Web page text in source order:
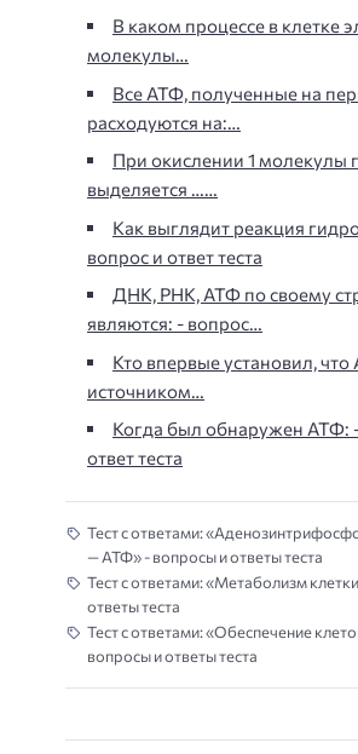
В каком процессе в клетке
молекулы…
Все АТФ, полученные на
расходуются на:…
При окислении 1 молекулы
выделяется ……
Как выглядит реакция
вопрос и ответ теста
ДНК, РНК, АТФ по своему
являются: - вопрос…
Кто впервые установил, что
источником…
Когда был обнаружен АТФ:
ответ теста
Тест с ответами:
— АТФ» - вопросы и ответы теста
Тест с ответами: «Метаболизм
ответы теста
Тест с ответами: «Обеспечение
вопросы и ответы теста